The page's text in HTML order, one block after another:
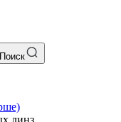
Поиск
линз